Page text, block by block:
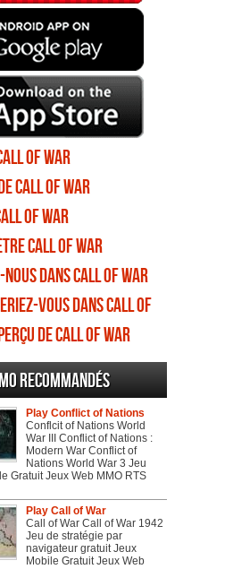
of War
Call of War
of War
Call of War
nous dans Call of War
vous dans Call of
de Call of War
recommandés
Play Conflict of Nations
Conflcit of Nations World
War III Conflict of Nations :
Modern War Conflict of
Nations World War 3 Jeu
Gratuit Jeux Web MMO RTS
Play Call of War
Call of War Call of War 1942
Jeu de stratégie par
navigateur gratuit Jeux
Mobile Gratuit Jeux Web